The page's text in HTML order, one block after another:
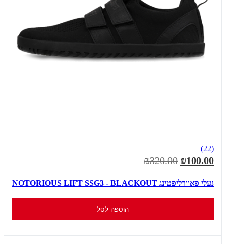
(22)
₪100.00
₪320.00
נעלי פאוורליפטינג NOTORIOUS LIFT SSG3 - BLACKOUT
הוספה לסל